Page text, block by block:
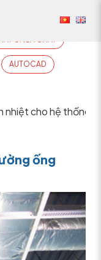
AUTOCAD
nhiệt cho hệ thống
ống